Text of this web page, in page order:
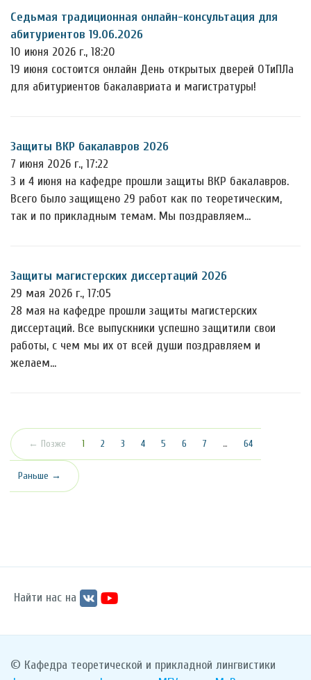
Седьмая традиционная онлайн-консультация для
абитуриентов 19.06.2026
10 июня 2026 г., 18:20
19 июня состоится онлайн День открытых дверей ОТиПЛа
для абитуриентов бакалавриата и магистратуры!
Защиты ВКР бакалавров 2026
7 июня 2026 г., 17:22
3 и 4 июня на кафедре прошли защиты ВКР бакалавров.
Всего было защищено 29 работ как по теоретическим,
так и по прикладным темам. Мы поздравляем…
Защиты магистерских диссертаций 2026
29 мая 2026 г., 17:05
28 мая на кафедре прошли защиты магистерских
диссертаций. Все выпускники успешно защитили свои
работы, с чем мы их от всей души поздравляем и
желаем…
← Позже 1 (текущая)
2 3 4 5 6 7 … 64
Раньше →
Найти нас на
© Кафедра теоретической и прикладной лингвистики